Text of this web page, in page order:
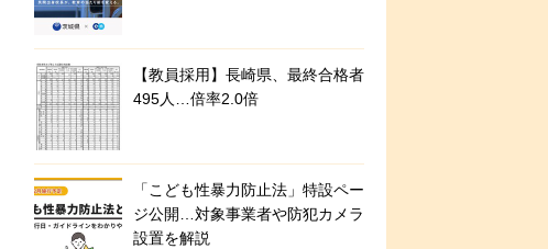
【教員採用】長崎県、最終合格者
495人…倍率2.0倍
「こども性暴力防止法」特設ペー
ジ公開…対象事業者や防犯カメラ
設置を解説